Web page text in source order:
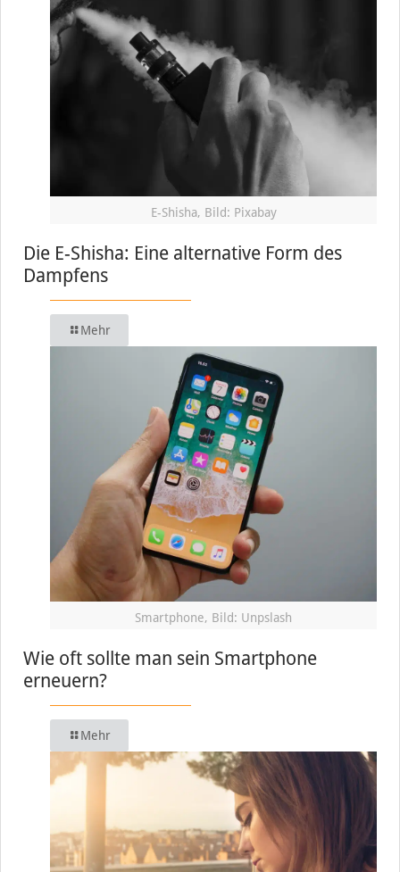
E-Shisha, Bild: Pixabay
Die E-Shisha: Eine alternative Form des
Dampfens
Mehr
Smartphone, Bild: Unpslash
Wie oft sollte man sein Smartphone
erneuern?
Mehr